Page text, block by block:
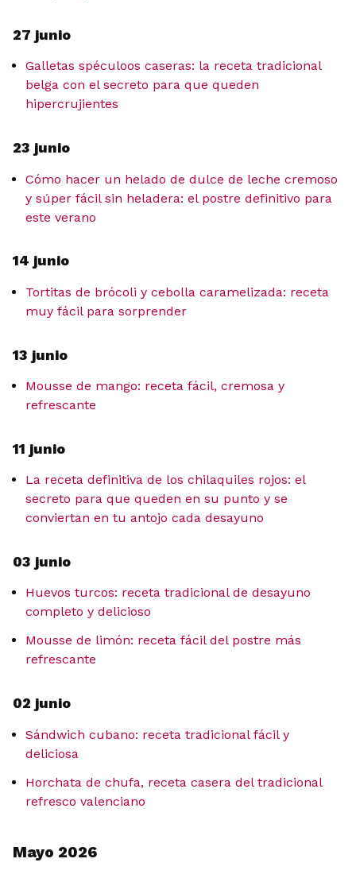
27 junio
Galletas spéculoos caseras: la receta tradicional
belga con el secreto para que queden
hipercrujientes
23 junio
Cómo hacer un helado de dulce de leche cremoso
y súper fácil sin heladera: el postre definitivo para
este verano
14 junio
Tortitas de brócoli y cebolla caramelizada: receta
muy fácil para sorprender
13 junio
Mousse de mango: receta fácil, cremosa y
refrescante
11 junio
La receta definitiva de los chilaquiles rojos: el
secreto para que queden en su punto y se
conviertan en tu antojo cada desayuno
03 junio
Huevos turcos: receta tradicional de desayuno
completo y delicioso
Mousse de limón: receta fácil del postre más
refrescante
02 junio
Sándwich cubano: receta tradicional fácil y
deliciosa
Horchata de chufa, receta casera del tradicional
refresco valenciano
Mayo 2026